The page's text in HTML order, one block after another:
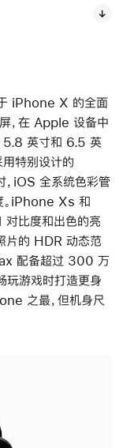
iPhone X 的全面
，在 Apple 设备中
5.8 英寸和 6.5 英
用特别设计的
，iOS 全系统色彩管
。iPhone Xs 和
比度和出色的亮
片的 HDR 动态范
配备超过 300 万
玩游戏时打造更身
之最，但机身尺